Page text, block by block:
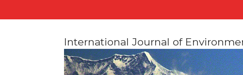
International Journal of